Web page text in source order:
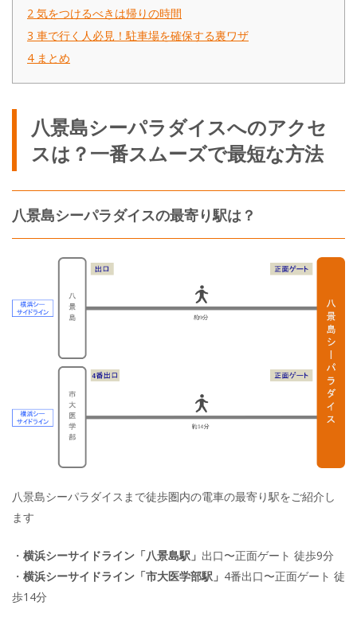
2 気をつけるべきは帰りの時間
3 車で行く人必見！駐車場を確保する裏ワザ
4 まとめ
八景島シーパラダイスへのアクセ
スは？一番スムーズで最短な方法
八景島シーパラダイスの最寄り駅は？
八景島シーパラダイスまで徒歩圏内の電車の最寄り駅をご紹介し
ます
・ 横浜シーサイドライン「八景島駅」 出口〜正面ゲート 徒歩9分
・ 横浜シーサイドライン「市大医学部駅」 4番出口〜正面ゲート 徒
歩14分